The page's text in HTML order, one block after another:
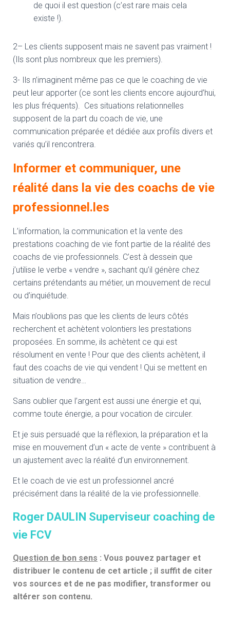
de quoi il est question (c’est rare mais cela
existe !).
2– Les clients supposent mais ne savent pas vraiment !
(Ils sont plus nombreux que les premiers).
3- Ils n’imaginent même pas ce que le coaching de vie
peut leur apporter (ce sont les clients encore aujourd’hui,
les plus fréquents). Ces situations relationnelles
supposent de la part du coach de vie, une
communication préparée et dédiée aux profils divers et
variés qu’il rencontrera.
Informer et communiquer, une
réalité dans la vie des coachs de vie
professionnel.les
L’information, la communication et la vente des
prestations coaching de vie font partie de la réalité des
coachs de vie professionnels. C’est à dessein que
j’utilise le verbe « vendre », sachant qu’il génère chez
certains prétendants au métier, un mouvement de recul
ou d’inquiétude.
Mais n’oublions pas que les clients de leurs côtés
recherchent et achètent volontiers les prestations
proposées. En somme, ils achètent ce qui est
résolument en vente ! Pour que des clients achètent, il
faut des coachs de vie qui vendent ! Qui se mettent en
situation de vendre…
Sans oublier que l’argent est aussi une énergie et qui,
comme toute énergie, a pour vocation de circuler.
Et je suis persuadé que la réflexion, la préparation et la
mise en mouvement d’un « acte de vente » contribuent à
un ajustement avec la réalité d’un environnement.
Et le coach de vie est un professionnel ancré
précisément dans la réalité de la vie professionnelle.
Roger DAULIN Superviseur coaching de
vie FCV
Question de bon sens : Vous pouvez partager et
distribuer le contenu de cet article ; il suffit de citer
vos sources et de ne pas modifier, transformer ou
altérer son contenu.